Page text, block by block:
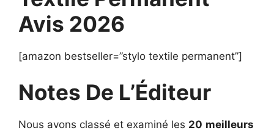
Avis 2026
[amazon bestseller=”stylo textile permanent”]
Notes De L’Éditeur
Nous avons classé et examiné les 20 meilleurs